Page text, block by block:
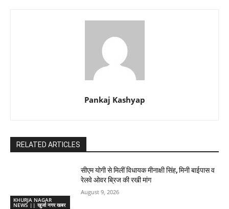
Pankaj Kashyap
RELATED ARTICLES
KHURJA NAGAR
NEWS || खुर्जा नगर खबर
सीएम योगी से मिलीं विधायक मीनाक्षी सिंह, मिनी बाईपास व
रेलवे ओवर ब्रिज की रखी मांग
August 9, 2026